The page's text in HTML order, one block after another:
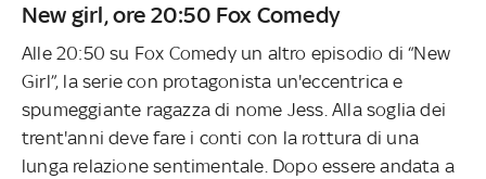
New girl, ore 20:50 Fox Comedy
Alle 20:50 su Fox Comedy un altro episodio di “New
Girl”, la serie con protagonista un'eccentrica e
spumeggiante ragazza di nome Jess. Alla soglia dei
trent'anni deve fare i conti con la rottura di una
lunga relazione sentimentale. Dopo essere andata a